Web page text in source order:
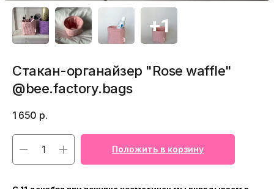
Стакан-органайзер "Rose waffle"
@bee.factory.bags
1 650 р.
Положить в корзину